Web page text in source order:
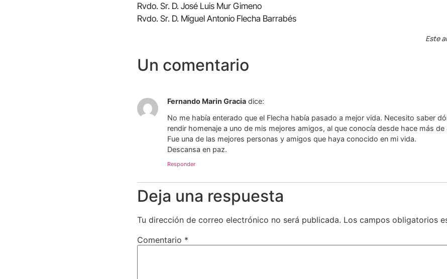
Rvdo. Sr. D. José Luis Mur Gimeno
Rvdo. Sr. D. Miguel Antonio Flecha Barrabés
Este
Un comentario
Fernando Marin Gracia dice:
No me había enterado que el Flecha había pasado a mejor vida. Necesito saber
rendir homenaje a uno de mis mejores amigos, al que conocía desde hace más de
Fue una de las mejores personas y amigos que haya conocido en mi vida.
Descansa en paz.
Responder
Deja una respuesta
Tu dirección de correo electrónico no será publicada. Los campos obligatorios
Comentario *